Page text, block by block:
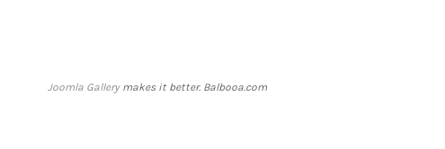
Joomla Gallerymakes it better. Balbooa.com